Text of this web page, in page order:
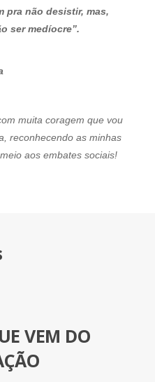
pra não desistir, mas,
ser medíocre”.
muita coragem que vou
reconhecendo as minhas
aos embates sociais!
VEM DO